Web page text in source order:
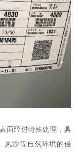
面经过特殊处理，具
风沙等自然环境的侵